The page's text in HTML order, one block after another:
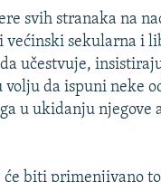
JUGOSLAVIJE
svih stranaka na
većinski sekularna i
učestvuje,
da ispuni neke
u ukidanju njegove
će biti primenjivano